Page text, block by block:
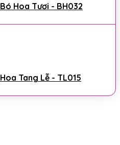
Bó Hoa Tươi - BH032
Hoa Tang Lễ - TL015